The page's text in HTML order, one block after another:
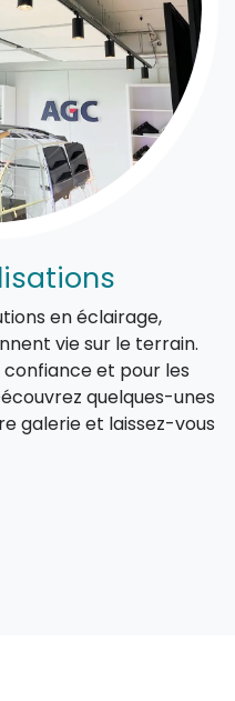
en éclairage,
vie sur le terrain.
et pour les
quelques-unes
galerie et laissez-vous